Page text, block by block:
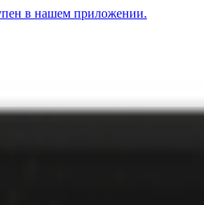
в нашем приложении.